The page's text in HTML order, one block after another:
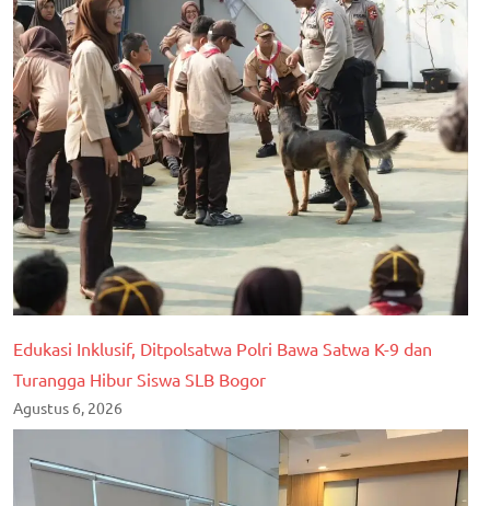
Edukasi Inklusif, Ditpolsatwa Polri Bawa Satwa K-9 dan
Turangga Hibur Siswa SLB Bogor
Agustus 6, 2026